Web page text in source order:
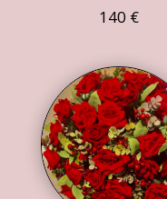
140 €